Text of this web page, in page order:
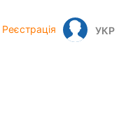
Реєстрація УКР